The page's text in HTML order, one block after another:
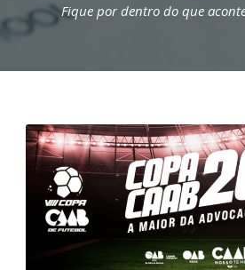
Fique por dentro do que